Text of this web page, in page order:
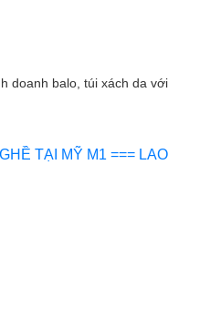
doanh balo, túi xách da với